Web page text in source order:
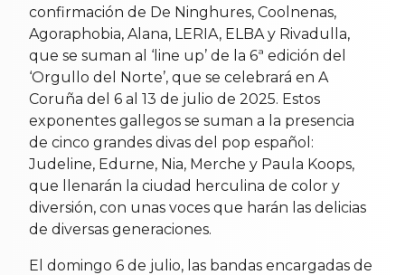
confirmación de De Ninghures, Coolnenas,
Agoraphobia, Alana, LERIA, ELBA y Rivadulla,
que se suman al ‘line up’ de la 6ª edición del
‘Orgullo del Norte’, que se celebrará en A
Coruña del 6 al 13 de julio de 2025. Estos
exponentes gallegos se suman a la presencia
de cinco grandes divas del pop español:
Judeline, Edurne, Nia, Merche y Paula Koops,
que llenarán la ciudad herculina de color y
diversión, con unas voces que harán las delicias
de diversas generaciones.
El domingo 6 de julio, las bandas encargadas de